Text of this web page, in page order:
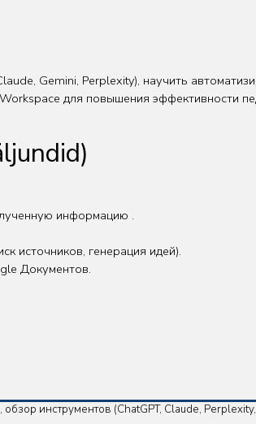
Gemini, Perplexity), научить
для повышения эффективности
информацию .
источников, генерация идей).
Документов.
инструментов (ChatGPT, Claude,